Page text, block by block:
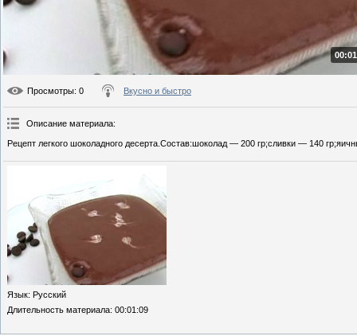
Просмотры: 0 Вкусно и быстро
Описание материала:
Рецепт легкого шоколадного десерта.Состав:шоколад — 200 гр;сливки — 140
Язык: Русский
Длительность материала: 00:01:09